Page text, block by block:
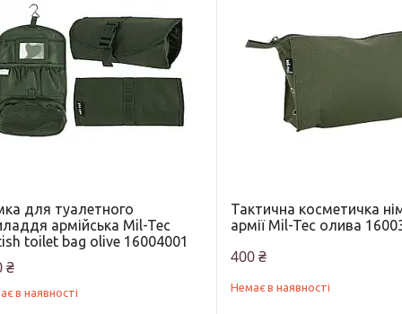
для туалетного
армійська Mil-Tec
toilet bag olive 16004001
₴
в наявності
Тактична косметичка
армії Mil-Tec олива
400 ₴
Немає в наявності